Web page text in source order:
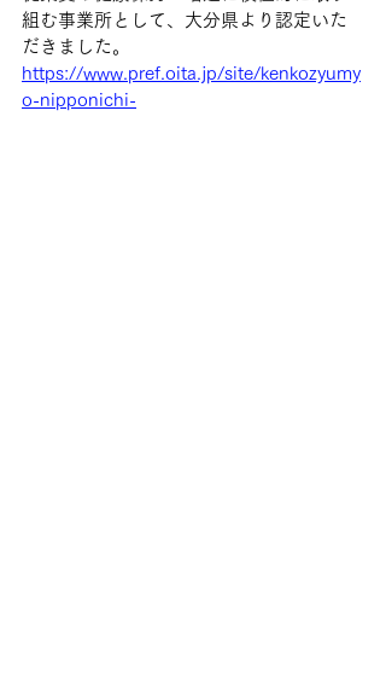
組む事業所として、大分県より認定いた
だきました。
https://www.pref.oita.jp/site/kenkozyumy
o-nipponichi-